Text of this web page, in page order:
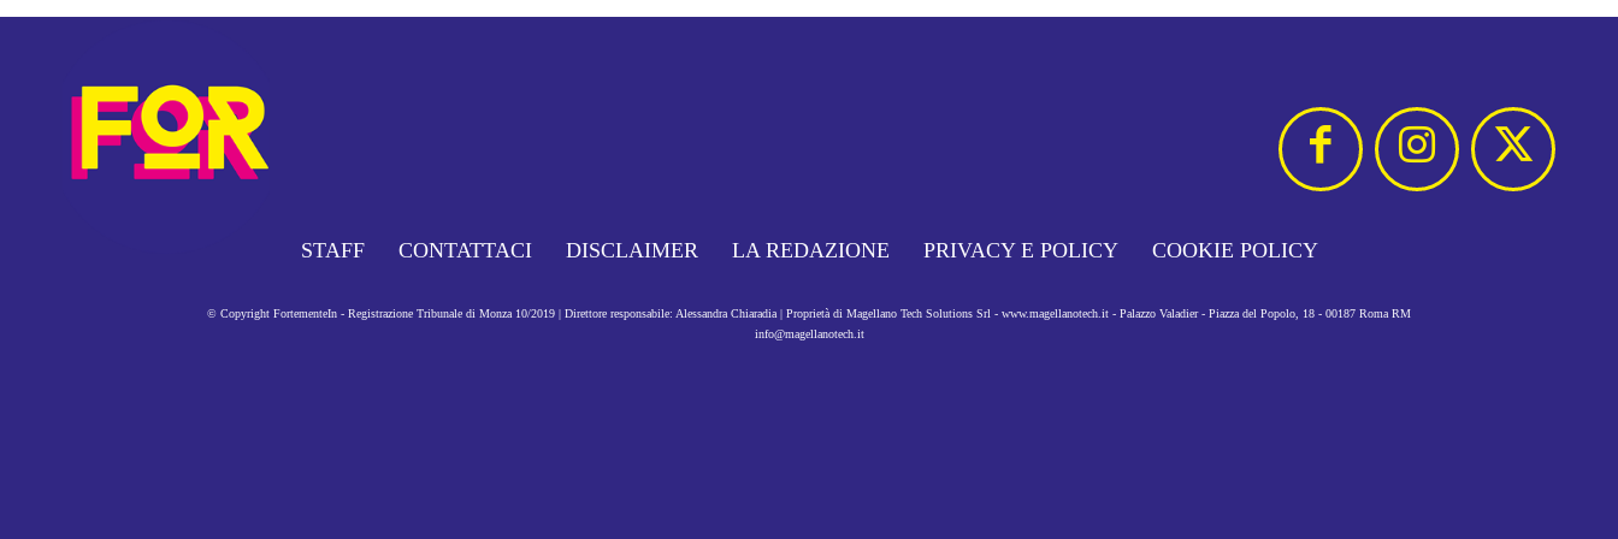
STAFF CONTATTACI DISCLAIMER LA REDAZIONE PRIVACY E POLICY COOKIE POLICY
© Copyright FortementeIn - Registrazione Tribunale di Monza 10/2019 | Direttore responsabile: Alessandra Chiaradia | Proprietà di Magellano Tech Solutions Srl - www.magellanotech.it - Palazzo Valadier - Piazza del Popolo, 18 - 00187 Roma RM
info@magellanotech.it